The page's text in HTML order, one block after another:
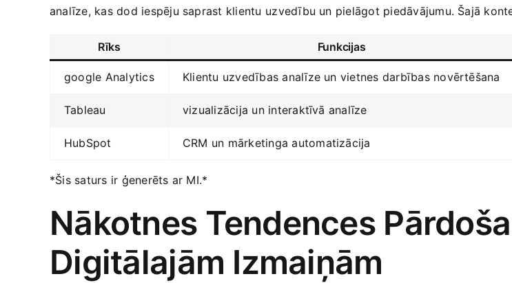
analīze, kas dod iespēju saprast klientu⁤ uzvedību un pielāgot piedāvājumu. ​Šajā
Rīks Funkcijas
google Analytics Klientu uzvedības analīze un vietnes darbības novērtēšana
Tableau vizualizācija un interaktīvā analīze
HubSpot CRM un mārketinga automatizācija
*Šis​ saturs ir ģenerēts ar MI.*
Nākotnes Tendences
Digitālajām Izmaiņām